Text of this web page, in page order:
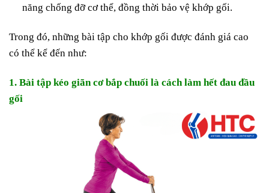
năng chống đỡ cơ thể, đồng thời bảo vệ khớp gối.
Trong đó, những bài tập cho khớp gối được đánh giá cao
có thể kể đến như:
1. Bài tập kéo giãn cơ bắp chuối là cách làm hết đau đầu
gối